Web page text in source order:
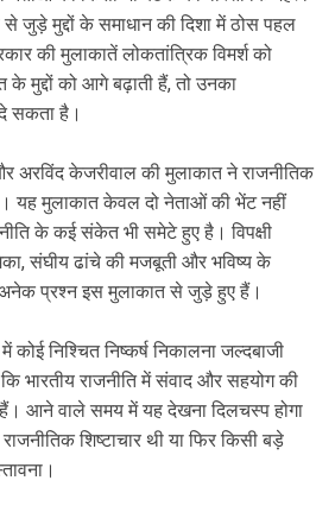
जुड़े मुद्दों के समाधान की दिशा में ठोस पहल
की मुलाकातें लोकतांत्रिक विमर्श को
मुद्दों को आगे बढ़ाती हैं, तो उनका
सकता है।
अरविंद केजरीवाल की मुलाकात ने राजनीतिक
यह मुलाकात केवल दो नेताओं की भेंट नहीं
के कई संकेत भी समेटे हुए है। विपक्षी
संघीय ढांचे की मजबूती और भविष्य के
प्रश्न इस मुलाकात से जुड़े हुए हैं।
कोई निश्चित निष्कर्ष निकालना जल्दबाजी
भारतीय राजनीति में संवाद और सहयोग की
हैं। आने वाले समय में यह देखना दिलचस्प होगा
शिष्टाचार थी या फिर किसी बड़े